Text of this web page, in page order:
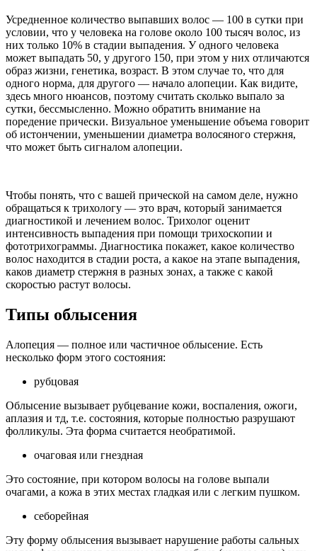
Усредненное количество выпавших волос — 100 в сутки при
условии, что у человека на голове около 100 тысяч волос, из
них только 10% в стадии выпадения. У одного человека
может выпадать 50, у другого 150, при этом у них отличаются
образ жизни, генетика, возраст. В этом случае то, что для
одного норма, для другого — начало алопеции. Как видите,
здесь много нюансов, поэтому считать сколько выпало за
сутки, бессмысленно. Можно обратить внимание на
поредение прически. Визуальное уменьшение объема говорит
об истончении, уменьшении диаметра волосяного стержня,
что может быть сигналом алопеции.
Чтобы понять, что с вашей прической на самом деле, нужно
обращаться к трихологу — это врач, который занимается
диагностикой и лечением волос. Трихолог оценит
интенсивность выпадения при помощи трихоскопии и
фототрихограммы. Диагностика покажет, какое количество
волос находится в стадии роста, а какое на этапе выпадения,
каков диаметр стержня в разных зонах, а также с какой
скоростью растут волосы.
Типы облысения
Алопеция — полное или частичное облысение. Есть
несколько форм этого состояния:
рубцовая
Облысение вызывает рубцевание кожи, воспаления, ожоги,
аплазия и тд, т.е. состояния, которые полностью разрушают
фолликулы. Эта форма считается необратимой.
очаговая или гнездная
Это состояние, при котором волосы на голове выпали
очагами, а кожа в этих местах гладкая или с легким пушком.
себорейная
Эту форму облысения вызывает нарушение работы сальных